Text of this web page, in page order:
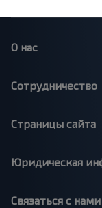
О нас
Сотрудничество
Страницы сайта
Юридическая
Связаться с нами